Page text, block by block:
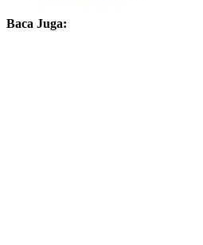
Baca Juga: